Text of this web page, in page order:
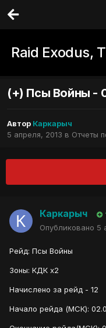
Raid Exodus,
(+) Псы Войны -
Автор Каркарыч
5 апреля, 2013 в Отчеты
Каркарыч
Опубликовано 5
Рейд: Псы Войны
Зоны: КДК х2
Начислено за рейд - 12
Начало рейда (МСК):